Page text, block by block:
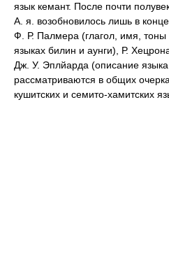
язык кемант. После почти
А. я. возобновилось лишь в
Ф. Р. Палмера (глагол, имя, тоны
языках билин и аунги), Р.
Дж. У. Эплйарда (описание
рассматриваются в общих
кушитских и семито-хамитских